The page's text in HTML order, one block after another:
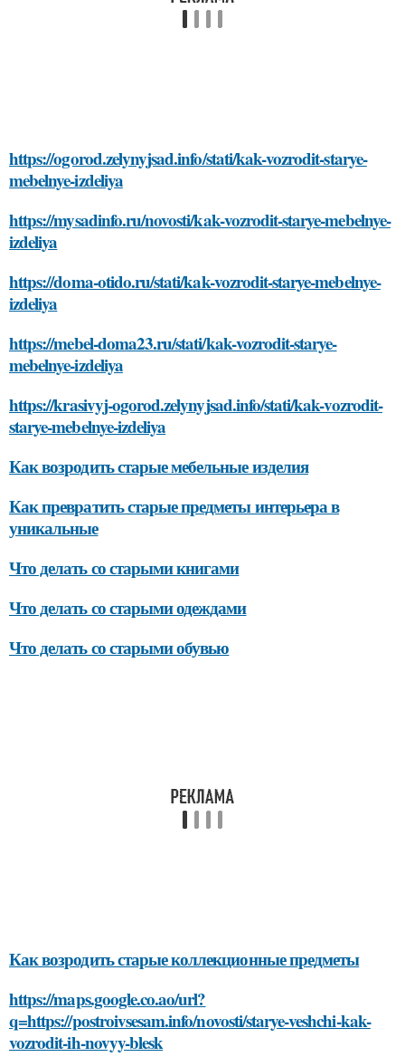
https://ogorod.zelynyjsad.info/stati/kak-vozrodit-starye-
mebelnye-izdeliya
https://mysadinfo.ru/novosti/kak-vozrodit-starye-mebelnye-
izdeliya
https://doma-otido.ru/stati/kak-vozrodit-starye-mebelnye-
izdeliya
https://mebel-doma23.ru/stati/kak-vozrodit-starye-
mebelnye-izdeliya
https://krasivyj-ogorod.zelynyjsad.info/stati/kak-vozrodit-
starye-mebelnye-izdeliya
Как возродить старые мебельные изделия
Как превратить старые предметы интерьера в
уникальные
Что делать со старыми книгами
Что делать со старыми одеждами
Что делать со старыми обувью
Как возродить старые коллекционные предметы
https://maps.google.co.ao/url?
q=https://postroivsesam.info/novosti/starye-veshchi-kak-
vozrodit-ih-novyy-blesk